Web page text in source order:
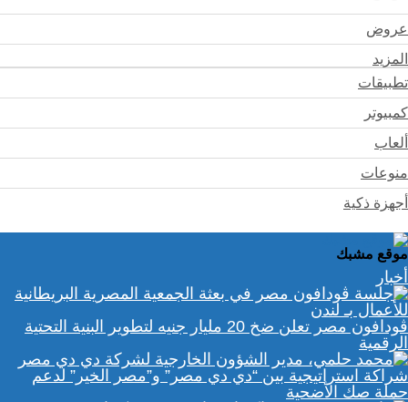
عروض
المزيد
تطبيقات
كمبيوتر
ألعاب
منوعات
أجهزة ذكية
موقع مشبك
أخبار
ڤودافون مصر تعلن ضخ 20 مليار جنيه لتطوير البنية التحتية
الرقمية
شراكة استراتيجية بين “دي دي مصر” و”مصر الخير” لدعم
حملة صك الأضحية